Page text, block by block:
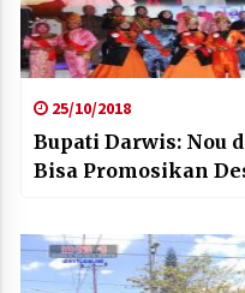
25/10/2018
Bupati Darwis: Nou
Bisa Promosikan